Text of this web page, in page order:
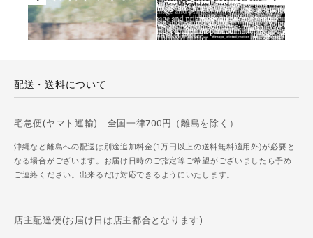
配送・送料について
宅急便(ヤマト運輸) 全国一律700円（離島を除く）
沖縄など離島への配送は別途追加料金(1万円以上の送料無料適用外)が必要と
なる場合がございます。お届け日時のご指定等ご希望がございましたら予め
ご連絡ください。出来るだけ対応できるようにいたします。
店主配達便(お届け日は店主都合となります)